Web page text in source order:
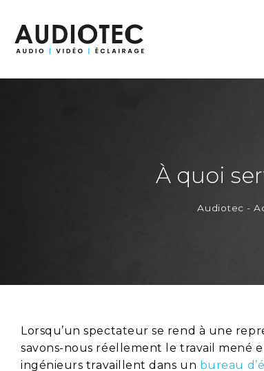
contenu
À quoi
Audiotec -
Lorsqu’un spectateur se rend à une
savons-nous réellement le travail mené
ingénieurs travaillent dans un bureau